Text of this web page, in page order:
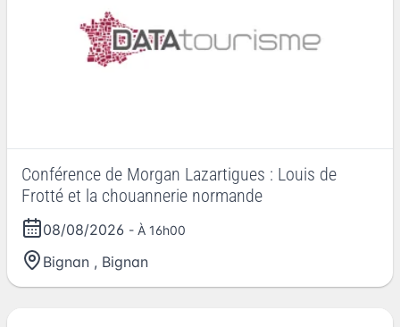
Conférence de Morgan Lazartigues : Louis de
Frotté et la chouannerie normande
08/08/2026 - À 16h00
Bignan , Bignan